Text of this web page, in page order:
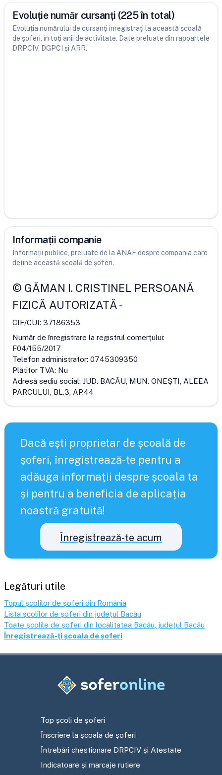
Evoluție număr cursanți (225 în total)
Evoluția numărului de cursanți înregistrați la această școală
de șoferi, în toți anii de activitate. Date preluate din rapoartele
DRPCIV, DGPCI și ARR.
Informații companie
Informații publice, preluate de la ANAF despre compania care
deține această școală de șoferi.
© GĂMAN I. CRISTINEL PERSOANĂ
FIZICĂ AUTORIZATĂ-
CIF/CUI: 37186353
Număr de înregistrare la registrul comerțului:
F04/155/2017
Telefon administrator: 0745309350
Plătitor TVA: Nu
Adresă sediu social: JUD. BACĂU, MUN. ONEŞTI, ALEEA
PARCULUI, BL.3, AP.44
Dacă ești proprietar de școală de
șoferi, înregistrează-te pentru a
adăuga informații despre școala ta
și pentru a beneficia de aplicația
noastră gratuită!
Înregistrează-te acum
Legături utile
Topul școlilor de șoferi din România
Lista școlilor de șoferi din județul Bacău
Toate școlile de șoferi din localitatea Bacău , județul Bacău
Înregistrează-ți școala de șoferi
Top școli de șoferi
Înscriere la școala de șoferi
Întrebări chestionare DRPCIV și Atestate
Indicatoare și marcaje rutiere